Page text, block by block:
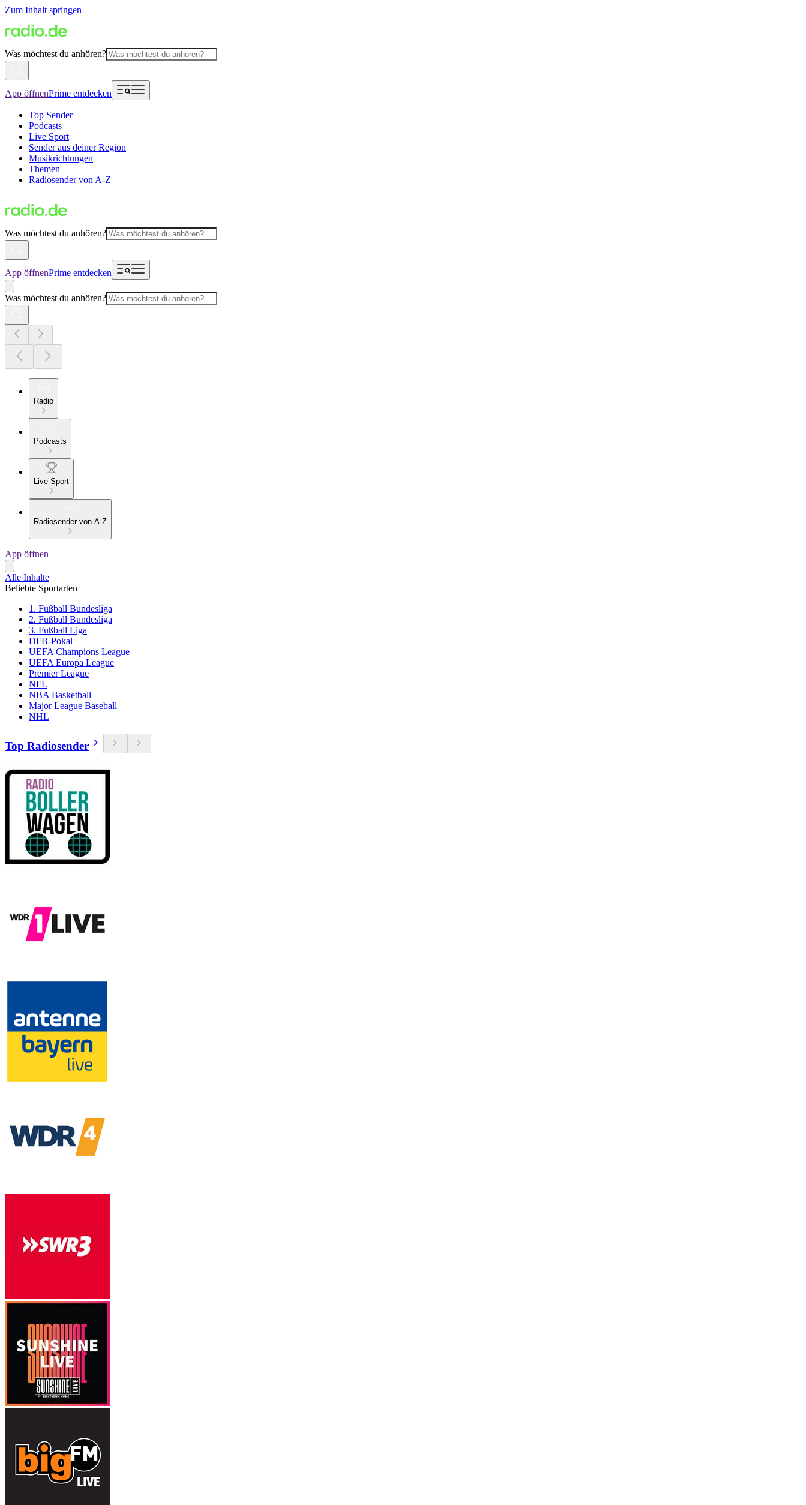
Zum Inhalt springen
Was möchtest du anhören?
App öffnenPrime entdecken
Top Sender
Podcasts
Live Sport
Sender aus deiner Region
Musikrichtungen
Themen
Radiosender von A-Z
Was möchtest du anhören?
App öffnenPrime entdecken
Was möchtest du anhören?
Radio
Podcasts
Live Sport
Radiosender von A-Z
App öffnen
Alle Inhalte
Beliebte Sportarten
1. Fußball Bundesliga
2. Fußball Bundesliga
3. Fußball Liga
DFB-Pokal
UEFA Champions League
UEFA Europa League
Premier League
NFL
NBA Basketball
Major League Baseball
NHL
Top Radiosender